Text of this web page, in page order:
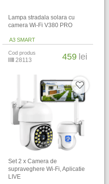
Lampa stradala solara cu
camera Wi-Fi V380 PRO
A3 SMART
Cod produs
28113 459 lei
Set 2 x Camera de
supraveghere Wi-Fi, Aplicatie
LIVE